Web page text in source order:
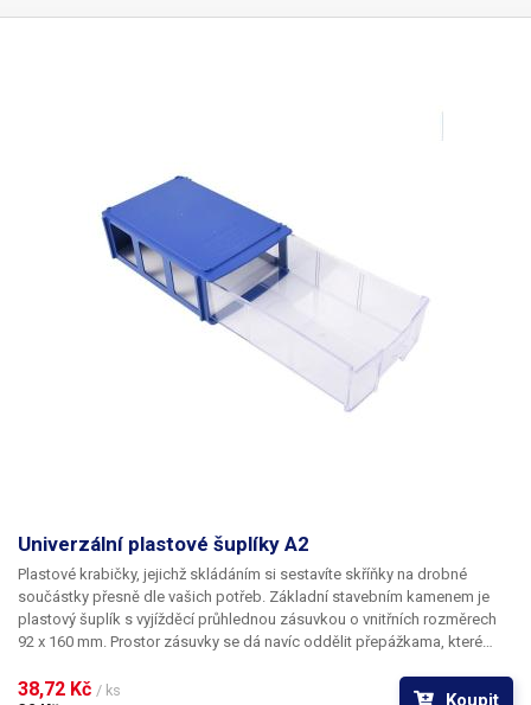
Univerzální plastové šuplíky A2
Plastové krabičky, jejichž skládáním si sestavíte skříňky na drobné
součástky přesně dle vašich potřeb. Základní stavebním kamenem je
plastový šuplík s vyjížděcí průhlednou zásuvkou o vnitřních rozměrech
92 x 160 mm. Prostor zásuvky se dá navíc oddělit přepážkama, které
přepážky. Na čelní straně zásuvky jsou vodící lišty na zasunutí popisky.
38,72 Kč / ks Koupit